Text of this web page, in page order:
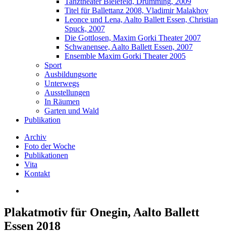
Titel für Ballettanz 2008, Vladimir Malakhov
Leonce und Lena, Aalto Ballett Essen, Christian
Spuck, 2007
Die Gottlosen, Maxim Gorki Theater 2007
Schwanensee, Aalto Ballett Essen, 2007
Ensemble Maxim Gorki Theater 2005
Sport
Ausbildungsorte
Unterwegs
Ausstellungen
In Räumen
Garten und Wald
Publikation
Archiv
Foto der Woche
Publikationen
Vita
Kontakt
Plakatmotiv für Onegin, Aalto Ballett
Essen 2018